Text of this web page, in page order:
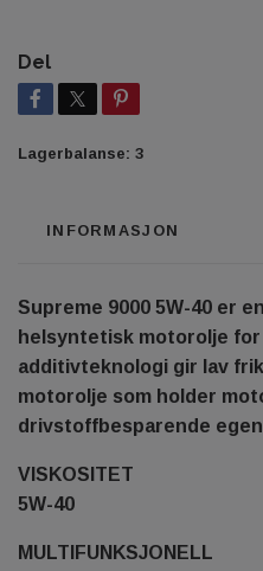
Del
Lagerbalanse: 3
INFORMASJON
Supreme 9000 5W-40 er
helsyntetisk motorolje
additivteknologi gir lav
motorolje som holder
drivstoffbesparende
VISKOSITET
5W-40
MULTIFUNKSJONELL